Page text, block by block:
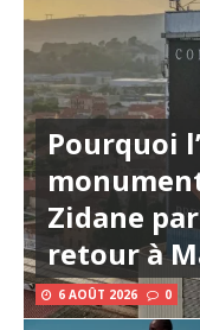
Pourquoi
Zidane
retour à
6 AOÛT 2026 0